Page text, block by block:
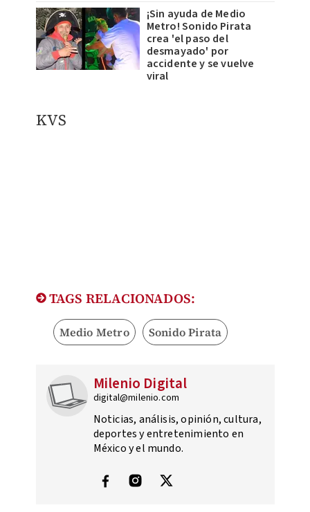
¡Sin ayuda de Medio
Metro! Sonido Pirata
crea 'el paso del
desmayado' por
accidente y se vuelve
viral
KVS
TAGS RELACIONADOS:
Medio Metro Sonido Pirata
Milenio Digital
digital@milenio.com
Noticias, análisis, opinión, cultura,
deportes y entretenimiento en
México y el mundo.